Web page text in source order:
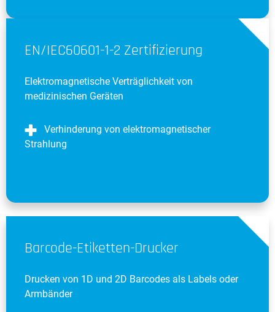
EN/IEC60601-1-2 Zertifizierung
Elektromagnetische Verträglichkeit von
medizinischen Geräten
Verhinderung von elektromagnetischer
Strahlung
Barcode-Etiketten-Drucker
Drucken von 1D und 2D Barcodes als Labels oder
Armbänder